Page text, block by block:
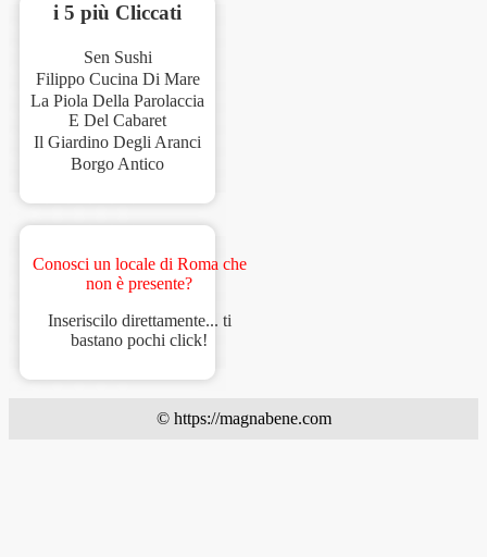
i 5 più Cliccati
Sen Sushi
Filippo Cucina Di Mare
La Piola Della Parolaccia
E Del Cabaret
Il Giardino Degli Aranci
Borgo Antico
Conosci un locale di Roma che
non è presente?
Inseriscilo direttamente... ti
bastano pochi click!
© https://magnabene.com